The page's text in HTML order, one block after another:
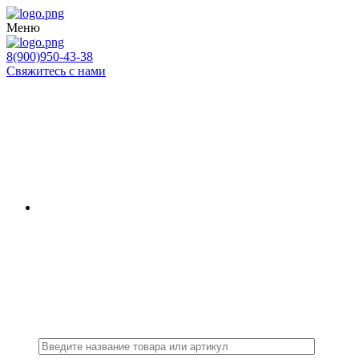
Меню
8(900)950-43-38
Свяжитесь с нами